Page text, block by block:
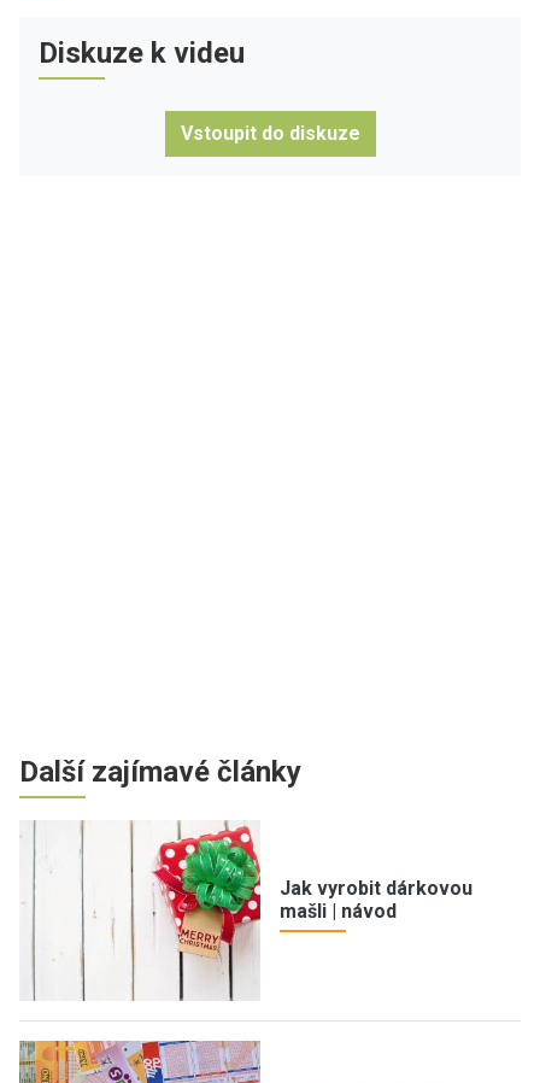
Diskuze k videu
Vstoupit do diskuze
Další zajímavé články
Jak vyrobit dárkovou
mašli | návod